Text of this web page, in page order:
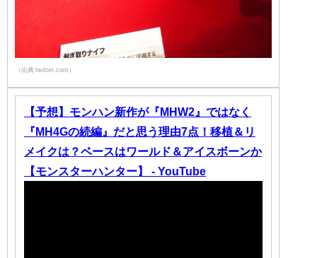
（出典 twitter.com）
【予想】モンハン新作が『MHW2』ではなく
『MH4Gの続編』だと思う理由7点！移植＆リ
メイクは？ベースはワールド＆アイスボーンか
【モンスターハンター】 - YouTube